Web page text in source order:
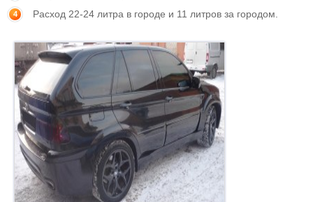
Расход 22-24 литра в городе и 11 литров за городом.